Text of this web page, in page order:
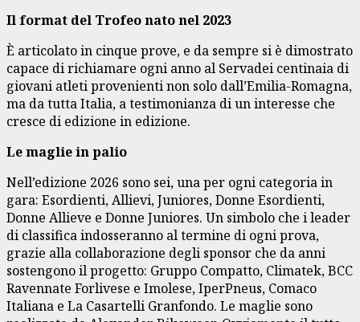
Il format del Trofeo nato nel 2023
È articolato in cinque prove, e da sempre si è dimostrato
capace di richiamare ogni anno al Servadei centinaia di
giovani atleti provenienti non solo dall’Emilia-Romagna,
ma da tutta Italia, a testimonianza di un interesse che
cresce di edizione in edizione.
Le maglie in palio
Nell’edizione 2026 sono sei, una per ogni categoria in
gara: Esordienti, Allievi, Juniores, Donne Esordienti,
Donne Allieve e Donne Juniores. Un simbolo che i leader
di classifica indosseranno al termine di ogni prova,
grazie alla collaborazione degli sponsor che da anni
sostengono il progetto: Gruppo Compatto, Climatek, BCC
Ravennate Forlivese e Imolese, IperPneus, Comaco
Italiana e La Casartelli Granfondo. Le maglie sono